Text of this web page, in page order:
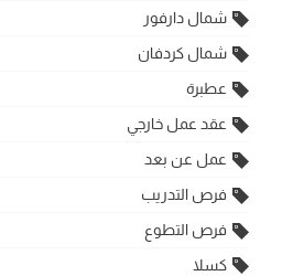
شمال دارفور
شمال كردفان
عطبرة
عقد عمل خارجي
عمل عن بعد
فرص التدريب
فرص التطوع
كسلا